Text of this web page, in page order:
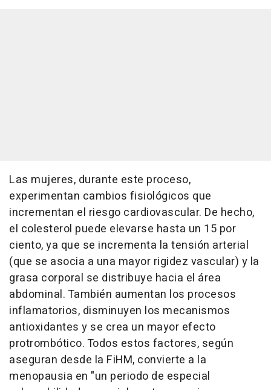
Las mujeres, durante este proceso,
experimentan cambios fisiológicos que
incrementan el riesgo cardiovascular. De hecho,
el colesterol puede elevarse hasta un 15 por
ciento, ya que se incrementa la tensión arterial
(que se asocia a una mayor rigidez vascular) y la
grasa corporal se distribuye hacia el área
abdominal. También aumentan los procesos
inflamatorios, disminuyen los mecanismos
antioxidantes y se crea un mayor efecto
protrombótico. Todos estos factores, según
aseguran desde la FiHM, convierte a la
menopausia en "un periodo de especial